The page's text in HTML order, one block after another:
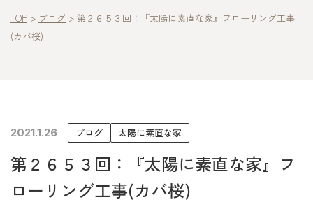
施工事例
未来に住み継ぐ平屋
TOP > ブログ > 第２６５３回：『太陽に素直な家』フローリング工事
(カバ桜)
2021.1.26 ブログ 太陽に素直な家
第２６５３回：『太陽に素直な家』フ
ローリング工事(カバ桜)